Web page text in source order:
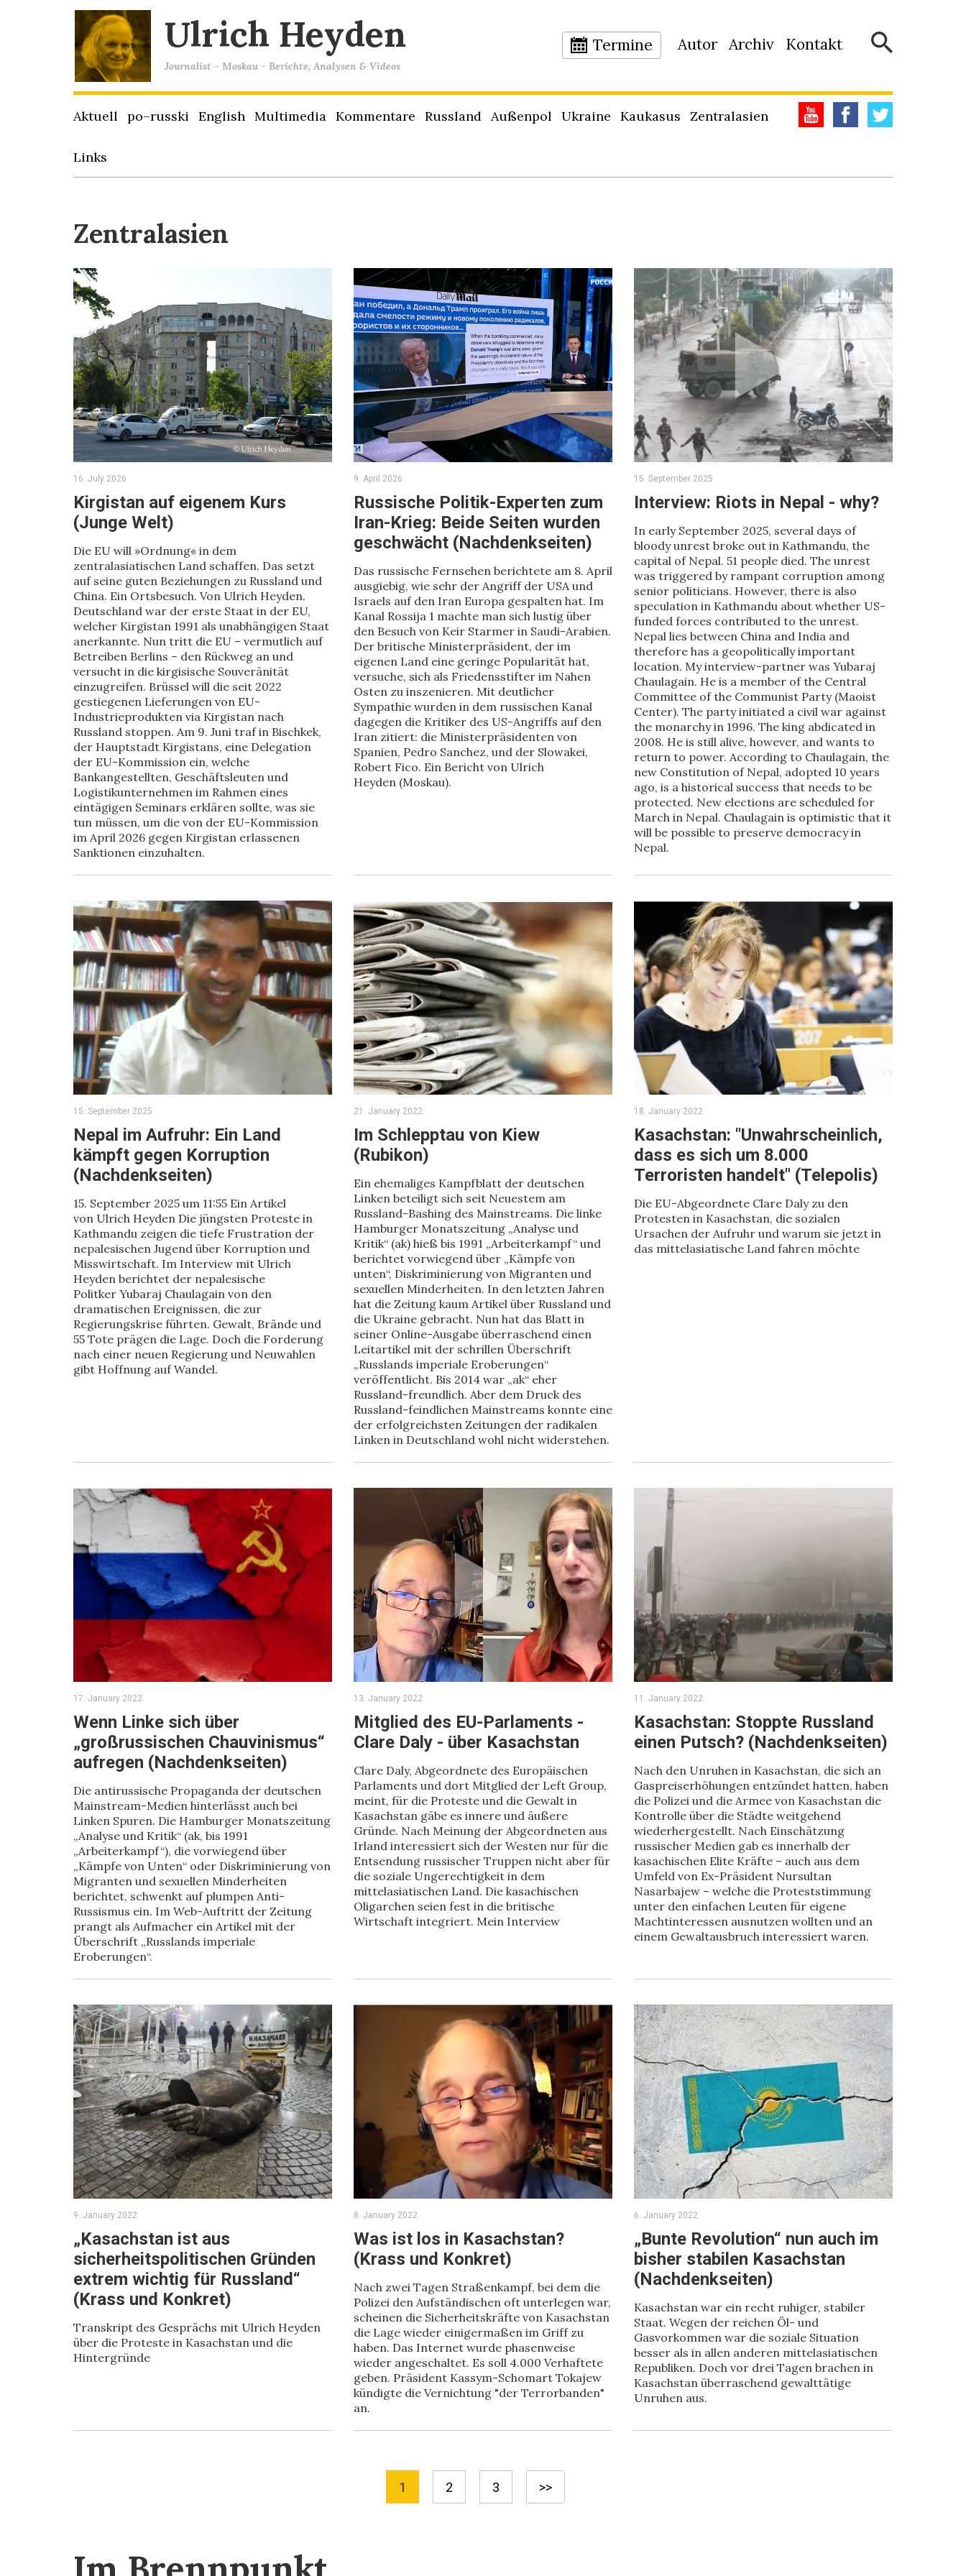
Ulrich Heyden
Journalist - Moskau - Berichte, Analysen & Videos
Termine Autor Archiv Kontakt
Aktuell po–russki English Multimedia Kommentare Russland Außenpol Ukraine Kaukasus Zentralasien
Links
Zentralasien
16. July 2026
Kirgistan auf eigenem Kurs
(Junge Welt)
Die EU will »Ordnung« in dem
zentralasiatischen Land schaffen. Das setzt
auf seine guten Beziehungen zu Russland und
China. Ein Ortsbesuch. Von Ulrich Heyden.
Deutschland war der erste Staat in der EU,
welcher Kirgistan 1991 als unabhängigen Staat
anerkannte. Nun tritt die EU – vermutlich auf
Betreiben Berlins – den Rückweg an und
versucht in die kirgisische Souveränität
einzugreifen. Brüssel will die seit 2022
gestiegenen Lieferungen von EU-
Industrieprodukten via Kirgistan nach
Russland stoppen. Am 9. Juni traf in Bischkek,
der Hauptstadt Kirgistans, eine Delegation
der EU-Kommission ein, welche
Bankangestellten, Geschäftsleuten und
Logistikunternehmen im Rahmen eines
eintägigen Seminars erklären sollte, was sie
tun müssen, um die von der EU-Kommission
im April 2026 gegen Kirgistan erlassenen
Sanktionen einzuhalten.
9. April 2026
Russische Politik-Experten zum
Iran-Krieg: Beide Seiten wurden
geschwächt (Nachdenkseiten)
Das russische Fernsehen berichtete am 8. April
ausgiebig, wie sehr der Angriff der USA und
Israels auf den Iran Europa gespalten hat. Im
Kanal Rossija 1 machte man sich lustig über
den Besuch von Keir Starmer in Saudi-Arabien.
Der britische Ministerpräsident, der im
eigenen Land eine geringe Popularität hat,
versuche, sich als Friedensstifter im Nahen
Osten zu inszenieren. Mit deutlicher
Sympathie wurden in dem russischen Kanal
dagegen die Kritiker des US-Angriffs auf den
Iran zitiert: die Ministerpräsidenten von
Spanien, Pedro Sanchez, und der Slowakei,
Robert Fico. Ein Bericht von Ulrich
Heyden (Moskau).
15. September 2025
Interview: Riots in Nepal - why?
In early September 2025, several days of
bloody unrest broke out in Kathmandu, the
capital of Nepal. 51 people died. The unrest
was triggered by rampant corruption among
senior politicians. However, there is also
speculation in Kathmandu about whether US-
funded forces contributed to the unrest.
Nepal lies between China and India and
therefore has a geopolitically important
location. My interview-partner was Yubaraj
Chaulagain. He is a member of the Central
Committee of the Communist Party (Maoist
Center). The party initiated a civil war against
the monarchy in 1996. The king abdicated in
2008. He is still alive, however, and wants to
return to power. According to Chaulagain, the
new Constitution of Nepal, adopted 10 years
ago, is a historical success that needs to be
protected. New elections are scheduled for
March in Nepal. Chaulagain is optimistic that it
will be possible to preserve democracy in
Nepal.
15. September 2025
Nepal im Aufruhr: Ein Land
kämpft gegen Korruption
(Nachdenkseiten)
15. September 2025 um 11:55 Ein Artikel
von Ulrich Heyden Die jüngsten Proteste in
Kathmandu zeigen die tiefe Frustration der
nepalesischen Jugend über Korruption und
Misswirtschaft. Im Interview mit Ulrich
Heyden berichtet der nepalesische
Politker Yubaraj Chaulagain von den
dramatischen Ereignissen, die zur
Regierungskrise führten. Gewalt, Brände und
55 Tote prägen die Lage. Doch die Forderung
nach einer neuen Regierung und Neuwahlen
gibt Hoffnung auf Wandel.
21. January 2022
Im Schlepptau von Kiew
(Rubikon)
Ein ehemaliges Kampfblatt der deutschen
Linken beteiligt sich seit Neuestem am
Russland-Bashing des Mainstreams. Die linke
Hamburger Monatszeitung „Analyse und
Kritik“ (ak) hieß bis 1991 „Arbeiterkampf“ und
berichtet vorwiegend über „Kämpfe von
unten“, Diskriminierung von Migranten und
sexuellen Minderheiten. In den letzten Jahren
hat die Zeitung kaum Artikel über Russland und
die Ukraine gebracht. Nun hat das Blatt in
seiner Online-Ausgabe überraschend einen
Leitartikel mit der schrillen Überschrift
„Russlands imperiale Eroberungen“
veröffentlicht. Bis 2014 war „ak“ eher
Russland-freundlich. Aber dem Druck des
Russland-feindlichen Mainstreams konnte eine
der erfolgreichsten Zeitungen der radikalen
Linken in Deutschland wohl nicht widerstehen.
18. January 2022
Kasachstan: "Unwahrscheinlich,
dass es sich um 8.000
Terroristen handelt" (Telepolis)
Die EU-Abgeordnete Clare Daly zu den
Protesten in Kasachstan, die sozialen
Ursachen der Aufruhr und warum sie jetzt in
das mittelasiatische Land fahren möchte
17. January 2022
Wenn Linke sich über
„großrussischen Chauvinismus“
aufregen (Nachdenkseiten)
Die antirussische Propaganda der deutschen
Mainstream-Medien hinterlässt auch bei
Linken Spuren. Die Hamburger Monatszeitung
„Analyse und Kritik“ (ak, bis 1991
„Arbeiterkampf“), die vorwiegend über
„Kämpfe von Unten“ oder Diskriminierung von
Migranten und sexuellen Minderheiten
berichtet, schwenkt auf plumpen Anti-
Russismus ein. Im Web-Auftritt der Zeitung
prangt als Aufmacher ein Artikel mit der
Überschrift „Russlands imperiale
Eroberungen“.
13. January 2022
Mitglied des EU-Parlaments -
Clare Daly - über Kasachstan
Clare Daly, Abgeordnete des Europäischen
Parlaments und dort Mitglied der Left Group,
meint, für die Proteste und die Gewalt in
Kasachstan gäbe es innere und äußere
Gründe. Nach Meinung der Abgeordneten aus
Irland interessiert sich der Westen nur für die
Entsendung russischer Truppen nicht aber für
die soziale Ungerechtigkeit in dem
mittelasiatischen Land. Die kasachischen
Oligarchen seien fest in die britische
Wirtschaft integriert. Mein Interview
11. January 2022
Kasachstan: Stoppte Russland
einen Putsch? (Nachdenkseiten)
Nach den Unruhen in Kasachstan, die sich an
Gaspreiserhöhungen entzündet hatten, haben
die Polizei und die Armee von Kasachstan die
Kontrolle über die Städte weitgehend
wiederhergestellt. Nach Einschätzung
russischer Medien gab es innerhalb der
kasachischen Elite Kräfte – auch aus dem
Umfeld von Ex-Präsident Nursultan
Nasarbajew – welche die Proteststimmung
unter den einfachen Leuten für eigene
Machtinteressen ausnutzen wollten und an
einem Gewaltausbruch interessiert waren.
9. January 2022
„Kasachstan ist aus
sicherheitspolitischen Gründen
extrem wichtig für Russland“
(Krass und Konkret)
Transkript des Gesprächs mit Ulrich Heyden
über die Proteste in Kasachstan und die
Hintergründe
8. January 2022
Was ist los in Kasachstan?
(Krass und Konkret)
Nach zwei Tagen Straßenkampf, bei dem die
Polizei den Aufständischen oft unterlegen war,
scheinen die Sicherheitskräfte von Kasachstan
die Lage wieder einigermaßen im Griff zu
haben. Das Internet wurde phasenweise
wieder angeschaltet. Es soll 4.000 Verhaftete
geben. Präsident Kassym-Schomart Tokajew
kündigte die Vernichtung "der Terrorbanden"
an.
6. January 2022
„Bunte Revolution“ nun auch im
bisher stabilen Kasachstan
(Nachdenkseiten)
Kasachstan war ein recht ruhiger, stabiler
Staat. Wegen der reichen Öl- und
Gasvorkommen war die soziale Situation
besser als in allen anderen mittelasiatischen
Republiken. Doch vor drei Tagen brachen in
Kasachstan überraschend gewalttätige
Unruhen aus.
1 2 3 >>